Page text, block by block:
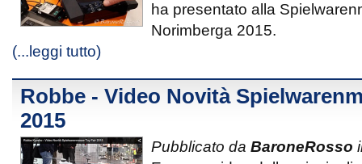
ha presentato alla
Norimberga 2015.
(...leggi tutto)
Robbe - Video Novità
2015
Pubblicato da BaroneRosso